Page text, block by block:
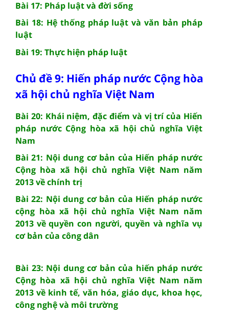
Bài 17: Pháp luật và đời sống
Bài 18: Hệ thống pháp luật và văn bản pháp
luật
Bài 19: Thực hiện pháp luật
Chủ đề 9: Hiến pháp nước Cộng hòa
xã hội chủ nghĩa Việt Nam
Bài 20: Khái niệm, đặc điểm và vị trí của Hiến
pháp nước Cộng hòa xã hội chủ nghĩa Việt
Nam
Bài 21: Nội dung cơ bản của Hiến pháp nước
Cộng hòa xã hội chủ nghĩa Việt Nam năm
2013 về chính trị
Bài 22: Nội dung cơ bản của Hiến pháp nước
cộng hòa xã hội chủ nghĩa Việt Nam năm
2013 về quyền con người, quyền và nghĩa vụ
cơ bản của công dân
Bài 23: Nội dung cơ bản của hiến pháp nước
Cộng hòa xã hội chủ nghĩa Việt Nam năm
2013 về kinh tế, văn hóa, giáo dục, khoa học,
công nghệ và môi trường